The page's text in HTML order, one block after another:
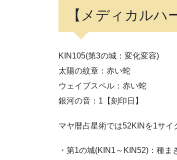
【メディカルハ
KIN105(第3の城：変化変容)
太陽の紋章：赤い蛇
ウェイブスペル：赤い蛇
銀河の音：1【刻印日】
マヤ暦占星術では52KINを1サイ
・第1の城(KIN1～KIN52)：種ま